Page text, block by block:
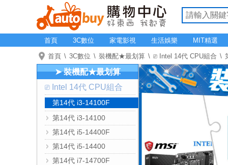
首頁 3C數位 家電影視 生活娛樂 MIT精選
首頁 3C數位 裝機配★最划算 ⎚ Intel 14代 CPU組合
➤ 裝機配★最划算
⎚ Intel 14代 CPU組合
第14代 i3-14100F
第14代 i3-14100
第14代 i5-14400F
第14代 i5-14400
第14代 i7-14700F